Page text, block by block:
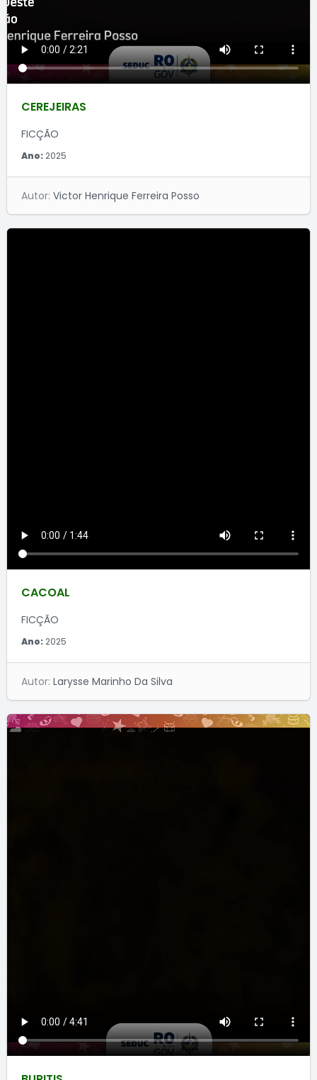
CEREJEIRAS
FICÇÃO
Ano:2025
Autor: Victor Henrique Ferreira Posso
CACOAL
FICÇÃO
Ano:2025
Autor: Larysse Marinho Da Silva